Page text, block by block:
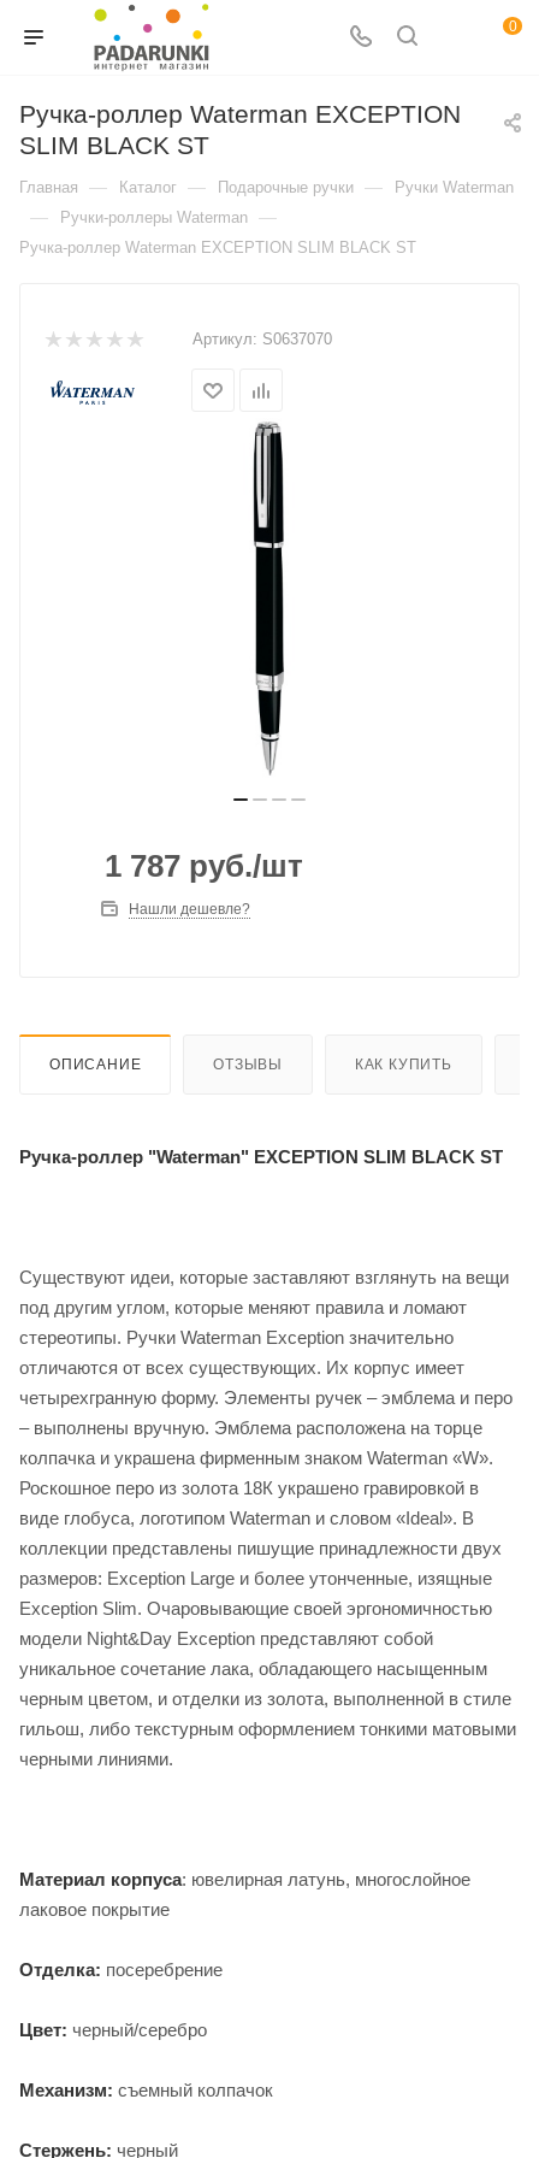
0
Ручка-роллер Waterman EXCEPTION
SLIM BLACK ST
Главная — Каталог — Подарочные ручки — Ручки Waterman
— Ручки-роллеры Waterman —
Ручка-роллер Waterman EXCEPTION SLIM BLACK ST
Артикул: S0637070
1 787 руб./шт
Нашли дешевле?
ОПИСАНИЕ ОТЗЫВЫ КАК КУПИТЬ
Ручка-роллер "Waterman" EXCEPTION SLIM BLACK ST
Существуют идеи, которые заставляют взглянуть на вещи
под другим углом, которые меняют правила и ломают
стереотипы. Ручки Waterman Exception значительно
отличаются от всех существующих. Их корпус имеет
четырехгранную форму. Элементы ручек – эмблема и перо
– выполнены вручную. Эмблема расположена на торце
колпачка и украшена фирменным знаком Waterman «W».
Роскошное перо из золота 18К украшено гравировкой в
виде глобуса, логотипом Waterman и словом «Ideal». В
коллекции представлены пишущие принадлежности двух
размеров: Exception Large и более утонченные, изящные
Exception Slim. Очаровывающие своей эргономичностью
модели Night&Day Exception представляют собой
уникальное сочетание лака, обладающего насыщенным
черным цветом, и отделки из золота, выполненной в стиле
гильош, либо текстурным оформлением тонкими матовыми
черными линиями.
Материал корпуса: ювелирная латунь, многослойное
лаковое покрытие
Отделка: посеребрение
Цвет: черный/серебро
Механизм: съемный колпачок
Стержень: черный